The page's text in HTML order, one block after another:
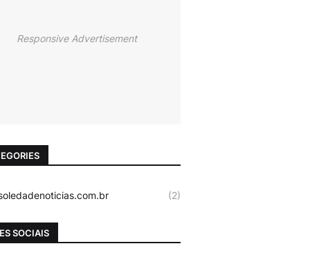
Responsive Advertisement
(2)
SOCIAIS